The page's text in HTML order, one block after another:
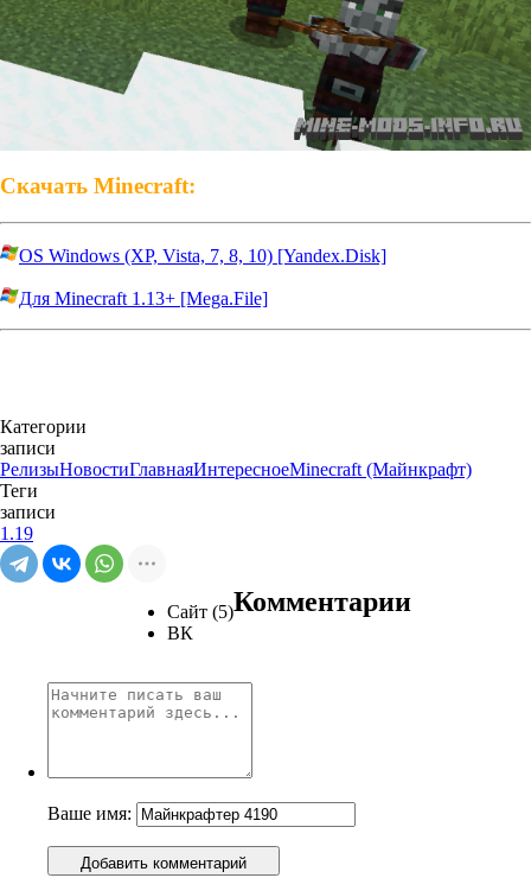
Скачать Minecraft:
OS Windows (XP, Vista, 7, 8, 10) [Yandex.Disk]
Для Minecraft 1.13+ [Mega.File]
Категории
записи
РелизыНовостиГлавнаяИнтересноеMinecraft (Майнкрафт)
Теги
записи
1.19
Сайт (5)
ВК
Комментарии
Ваше имя:
Добавить комментарий